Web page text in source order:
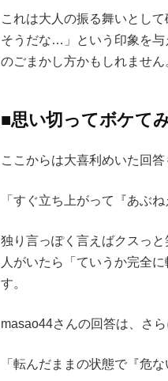
これは大人の振る舞いとし
そうだな…」という印象を与
のごまかし方かもしれません
■思い切ってボケて
ここからは大喜利めいた回
「すぐ立ち上がって『あぶ
独り言っぽく言えばクスっ
人がいたら「ていうか完全
す。
masao44さんの回答は、さら
「転んだままの状態で『危